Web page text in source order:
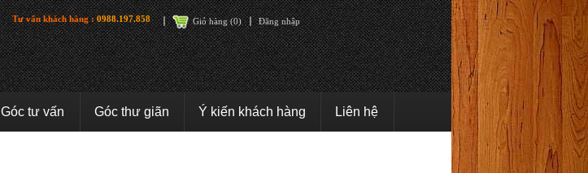
Tư vấn khách hàng :0988.197.858 Giỏ hàng (0) Đăng nhập
Góc tư vấn Góc thư giãn Ý kiến khách hàng Liên hệ